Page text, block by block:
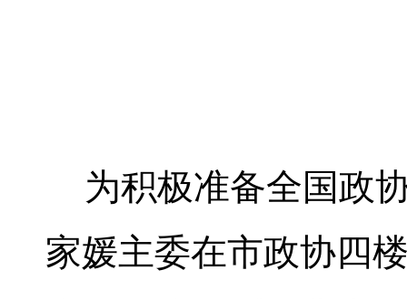
为积极准备全国政
家媛主委在市政协四